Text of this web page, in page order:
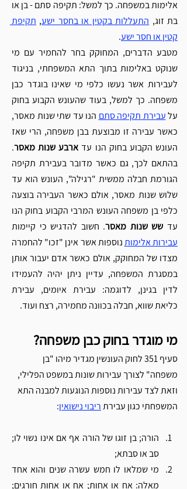
בת זוג, התעללות בקטין או בחסר ישע,
קטין או חסר ישע.
על עבירת תקיפה סתם
העונש הקבוע בחוק הנו עד ארבע שנות מאסר
עד שש שנות מאסר. חשוב להדגיש כי קיימות
עבירות אלימות
כליאת שווא, חבלה בכוונה מחמירה, רצח ועוד.
מי מוגדר בחוק כבן משפחה?
סעיף 351 לחוק העונשין מגדיר מיהו "בן
משפחה" לצורך עבירות שונות במשפט הפלילי,
וזאת לצד עבירות נוספות הנוגעות למבנה התא
המשפחתי כגון עבירת ריבוי נישואין:
סב או סבתא;